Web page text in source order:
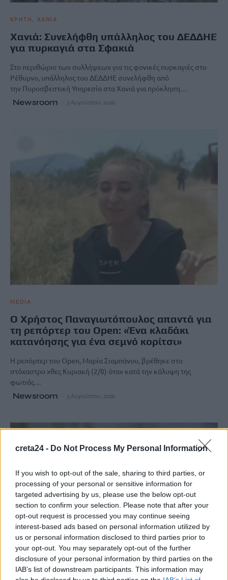
creta24 - Do Not Process My Personal Information
If you wish to opt-out of the sale, sharing to third parties, or
processing of your personal or sensitive information for
targeted advertising by us, please use the below opt-out
section to confirm your selection. Please note that after your
opt-out request is processed you may continue seeing
interest-based ads based on personal information utilized by
us or personal information disclosed to third parties prior to
your opt-out. You may separately opt-out of the further
disclosure of your personal information by third parties on the
IAB’s list of downstream participants. This information may
ΚΡΗΤΗ ΧΑΝΙΑ
Χανιά: Συνελήφθη υπάλληλος του ΔΕΔΔΗΕ
για πυρκαγιά στα Σφακιά
Στο περιθώριο των συλλήψεων για τις φονικές πυρκαγιές στο
Ρέθυμνο, υπάλληλος του ΔΕΔΔΗΕ συνελήφθη από
την Πυροσβεστική Υπηρεσία στα Χανιά για πρόκληση…
Newsroom 3 Αυγούστου, 2026
MEDIA
Ο Χρήστος Παναγιωτόπουλος απαντά για
τη ρεπόρτερ του Open: «Ένα κλαδάκι
κατανόησης για ένα σεμνό κορίτσι»
Η ρεπόρτερ του Open, Μαρία Σιαμπάνου, βρέθηκε στο
στόχαστρο χθες Κυριακή (2/8) όταν κατά την κάλυψη της
φωτιάς…
Newsroom 3 Αυγούστου, 2026